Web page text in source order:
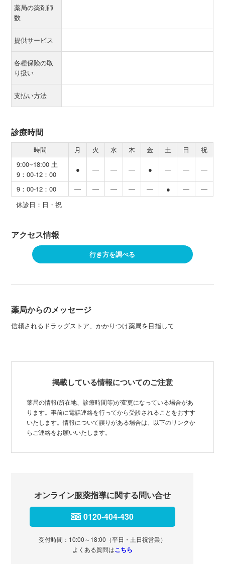
薬局の薬剤師
数
提供サービス
各種保険の取
り扱い
支払い方法
診療時間
時間 月 火 水 木 金 土 日
祝
9:00~18:00 土
9：00-12：00
● ― ― ― ● ― ― ―
9：00-12：00 ― ― ― ― ― ● ―
―
休診日：日・祝
アクセス情報
行き方を調べる
薬局からのメッセージ
信頼されるドラッグストア、かかりつけ薬局を目指して
掲載している情報についてのご注意
薬局の情報(所在地、診療時間等)が変更になっている場合があ
ります。事前に電話連絡を行ってから受診されることをおすす
いたします。情報について誤りがある場合は、以下のリンクか
らご連絡をお願いいたします。
オンライン服薬指導に関する問い合せ
0120-404-430
受付時間：10:00～18:00（平日・土日祝営業）
よくある質問はこちら